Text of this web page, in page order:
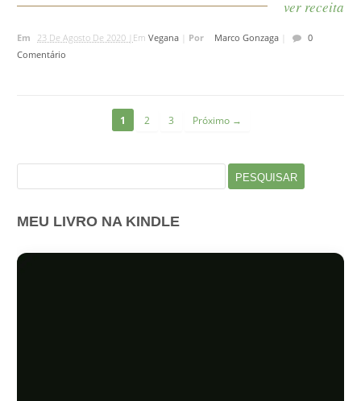
ver receita
Em 23 De Agosto De 2020 | EmVegana Por Marco Gonzaga
0
Comentário
1 2 3 Próximo →
por:
MEU LIVRO NA KINDLE